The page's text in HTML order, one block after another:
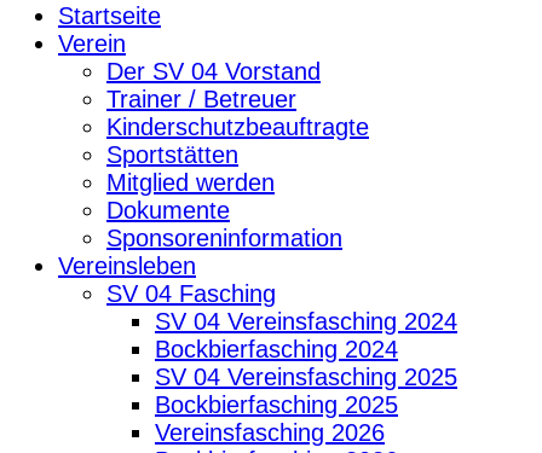
Startseite
Verein
Der SV 04 Vorstand
Trainer / Betreuer
Kinderschutzbeauftragte
Sportstätten
Mitglied werden
Dokumente
Sponsoreninformation
Vereinsleben
SV 04 Fasching
SV 04 Vereinsfasching 2024
Bockbierfasching 2024
SV 04 Vereinsfasching 2025
Bockbierfasching 2025
Vereinsfasching 2026